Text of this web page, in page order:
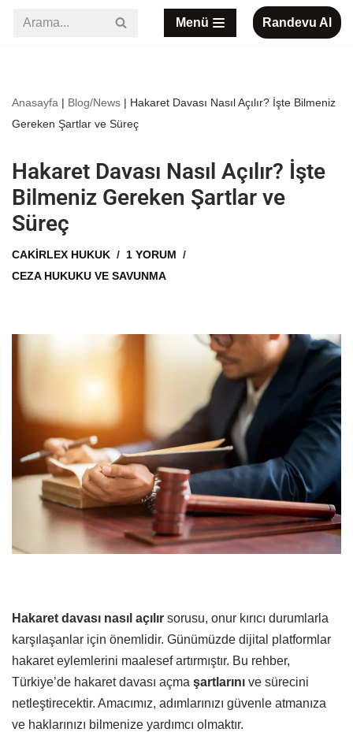
Menü Randevu Al
Anasayfa | Blog/News | Hakaret Davası Nasıl Açılır? İşte Bilmeniz
Gereken Şartlar ve Süreç
Hakaret Davası Nasıl Açılır? İşte
Bilmeniz Gereken Şartlar ve
Süreç
CAKIRLEX HUKUK
1 YORUM
CEZA HUKUKU VE SAVUNMA
Hakaret davası nasıl açılır sorusu, onur kırıcı durumlarla
karşılaşanlar için önemlidir. Günümüzde dijital platformlar
hakaret eylemlerini maalesef artırmıştır. Bu rehber,
Türkiye’de hakaret davası açma şartlarını ve sürecini
netleştirecektir. Amacımız, adımlarınızı güvenle atmanıza
ve haklarınızı bilmenize yardımcı olmaktır.